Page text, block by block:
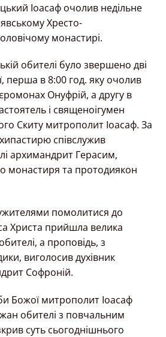
Іоасаф очолив недільне
Хресто-
монастирі.
обителі було звершено дві
перша в 8:00 год. яку очолив
Онуфрій, а другу в
і священоігумен
Скиту митрополит Іоасаф. За
співслужив
архимандрит Герасим,
монастиря та протодиякон
помолитися до
Христа прийшла велика
а проповідь, з
виголосив духівник
Софроній.
Божої митрополит Іоасаф
обителі з повчальним
суть сьогоднішнього